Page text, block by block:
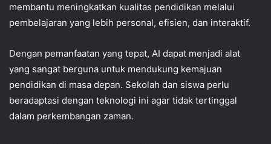
membantu meningkatkan kualitas pendidikan melalui
pembelajaran yang lebih personal, efisien, dan interaktif.
Dengan pemanfaatan yang tepat, AI dapat menjadi alat
yang sangat berguna untuk mendukung kemajuan
pendidikan di masa depan. Sekolah dan siswa perlu
beradaptasi dengan teknologi ini agar tidak tertinggal
dalam perkembangan zaman.